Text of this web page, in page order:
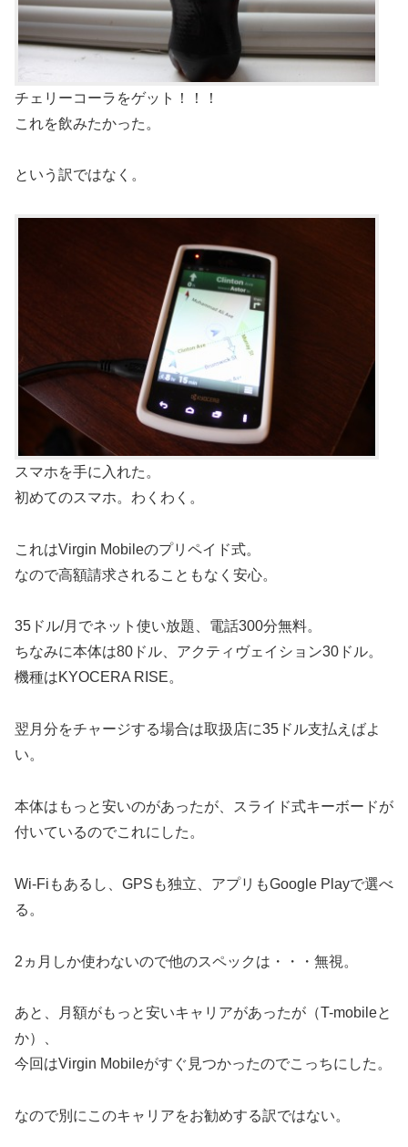
チェリーコーラをゲット！！！
これを飲みたかった。
という訳ではなく。
スマホを手に入れた。
初めてのスマホ。わくわく。
これはVirgin Mobileのプリペイド式。
なので高額請求されることもなく安心。
35ドル/月でネット使い放題、電話300分無料。
ちなみに本体は80ドル、アクティヴェイション30ドル。
機種はKYOCERA RISE。
翌月分をチャージする場合は取扱店に35ドル支払えばよ
い。
本体はもっと安いのがあったが、スライド式キーボードが
付いているのでこれにした。
Wi-Fiもあるし、GPSも独立、アプリもGoogle Playで選べ
る。
2ヵ月しか使わないので他のスペックは・・・無視。
あと、月額がもっと安いキャリアがあったが（T-mobileと
か）、
今回はVirgin Mobileがすぐ見つかったのでこっちにした。
なので別にこのキャリアをお勧めする訳ではない。